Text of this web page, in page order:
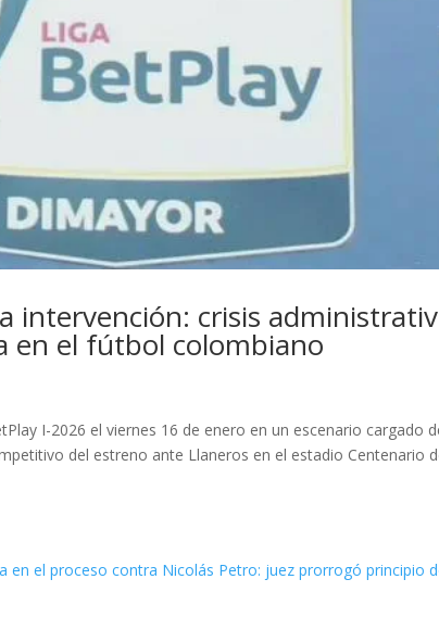
intervención: crisis
en el fútbol colombiano
I-2026 el viernes 16 de enero en un escenario cargado
del estreno ante Llaneros en el estadio Centenario